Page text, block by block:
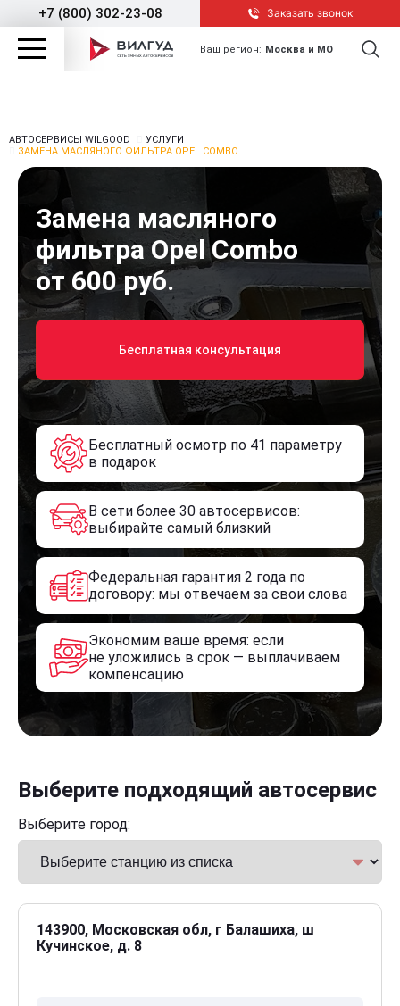
+7 (800) 302-23-08 Заказать звонок
Ваш регион: Москва и МО
АВТОСЕРВИСЫ WILGOOD
УСЛУГИ
ЗАМЕНА МАСЛЯНОГО ФИЛЬТРА OPEL COMBO
Замена масляного
фильтра Opel Combo
от 600 руб.
Бесплатная консультация
Бесплатный осмотр по 41 параметру
в подарок
В сети более 30 автосервисов:
выбирайте самый близкий
Федеральная гарантия 2 года по
договору: мы отвечаем за свои слова
Экономим ваше время: если
не уложились в срок — выплачиваем
компенсацию
Выберите подходящий автосервис
Выберите город:
143900, Московская обл, г Балашиха, ш
Кучинское, д. 8